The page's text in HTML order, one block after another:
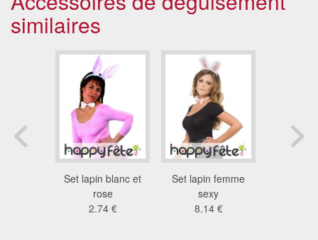
similaires
Set lapin blanc et
rose
2.74 €
Set lapin femme
sexy
8.14 €